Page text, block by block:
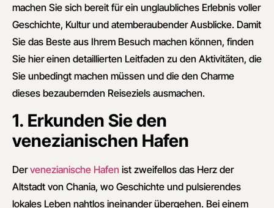
machen Sie sich bereit für ein unglaubliches Erlebnis voller
Geschichte, Kultur und atemberaubender Ausblicke. Damit
Sie das Beste aus Ihrem Besuch machen können, finden
Sie hier einen detaillierten Leitfaden zu den Aktivitäten, die
Sie unbedingt machen müssen und die den Charme
dieses bezaubernden Reiseziels ausmachen.
1. Erkunden Sie den
venezianischen Hafen
Dervenezianische Hafen ist zweifellos das Herz der
Altstadt von Chania, wo Geschichte und pulsierendes
lokales Leben nahtlos ineinander übergehen. Bei einem